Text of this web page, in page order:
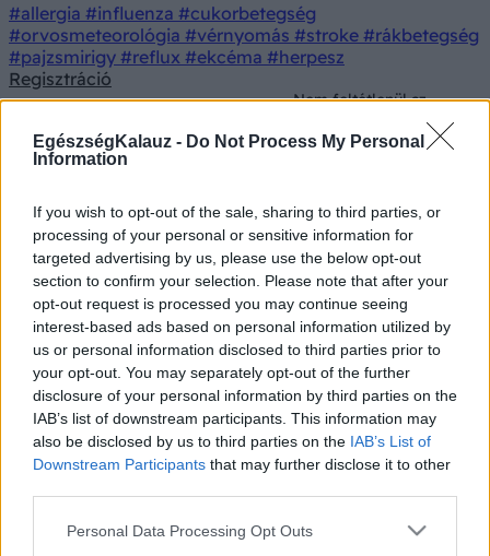
EgészségKalauz - Do Not Process My Personal
Information
If you wish to opt-out of the sale, sharing to third parties, or
processing of your personal or sensitive information for
targeted advertising by us, please use the below opt-out
section to confirm your selection. Please note that after your
opt-out request is processed you may continue seeing
interest-based ads based on personal information utilized by
us or personal information disclosed to third parties prior to
your opt-out. You may separately opt-out of the further
disclosure of your personal information by third parties on the
IAB’s list of downstream participants. This information may
also be disclosed by us to third parties on the IAB’s List of
Downstream Participants that may further disclose it to other
Please note that this website/app uses one or more Google
Personal Data Processing Opt Outs
#allergia #influenza #cukorbetegség
#orvosmeteorológia #vérnyomás #stroke #rákbetegség
#pajzsmirigy #reflux #ekcéma #herpesz
Regisztráció
Nem feltétlenül az
edzőterem a titok: így
maradhat erős és
Nem feltétlenül az edzőterem a
titok: így maradhat erős és
energikus 50 felett